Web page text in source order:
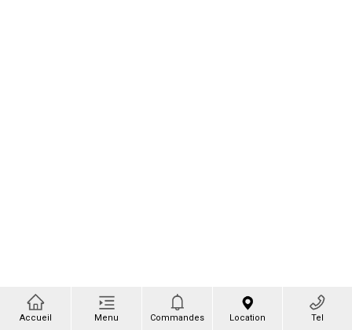
Accueil Menu Commandes Location Tel